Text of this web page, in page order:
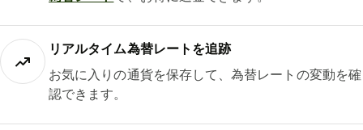
リアルタイム為替レートを追跡
お気に入りの通貨を保存して、為替レートの変動を確
認できます。